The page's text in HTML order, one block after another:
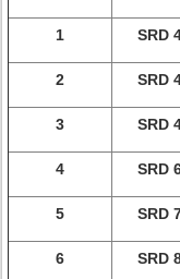
1 SRD
2 SRD
3 SRD
4 SRD
5 SRD
6 SRD